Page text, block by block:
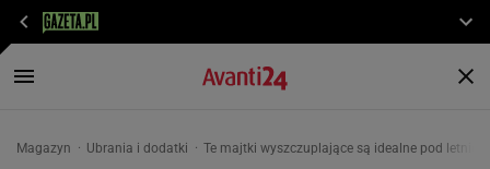
Magazyn Ubrania i dodatki Te majtki wyszczuplające są idealne pod letnie